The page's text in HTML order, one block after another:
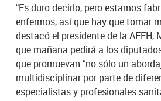
“Es duro decirlo, pero estamos
enfermos, así que hay que tomar
destacó el presidente de la AEEH,
que mañana pedirá a los
que promuevan “no sólo un
multidisciplinar por parte de
especialistas y profesionales